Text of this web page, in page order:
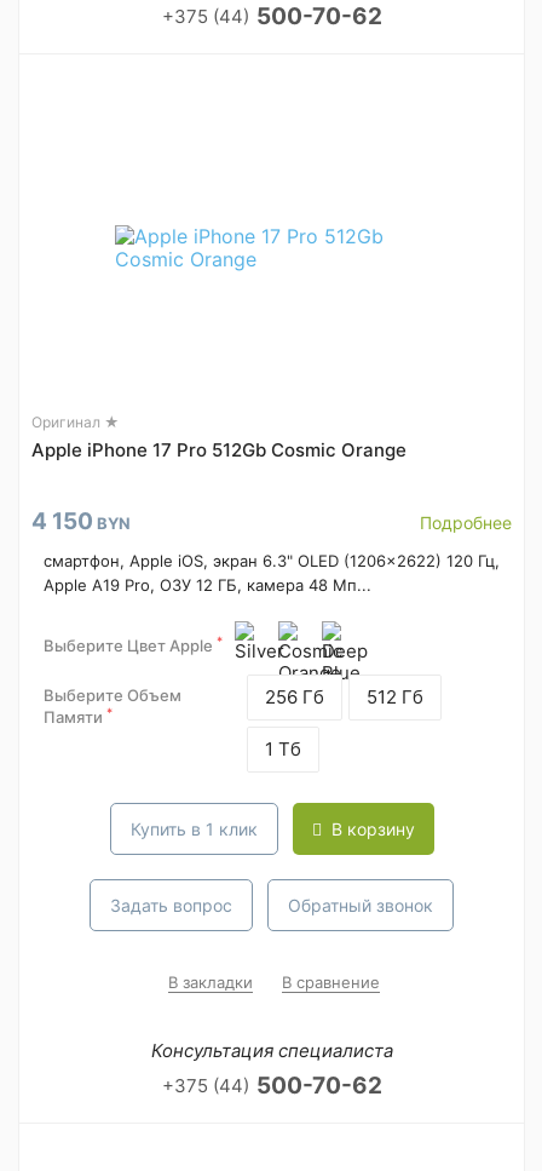
+375 (44) 500-70-62
Оригинал ★
Apple iPhone 17 Pro 512Gb Cosmic Orange
4 150 BYN Подробнее
смартфон, Apple iOS, экран 6.3" OLED (1206x2622) 120 Гц,
Apple A19 Pro, ОЗУ 12 ГБ, камера 48 Мп...
Выберите Цвет Apple *
Выберите Объем
Памяти *
256 Гб 512 Гб
1 Тб
Купить в 1 клик В корзину
Задать вопрос Обратный звонок
В закладки В сравнение
Консультация специалиста
+375 (44) 500-70-62